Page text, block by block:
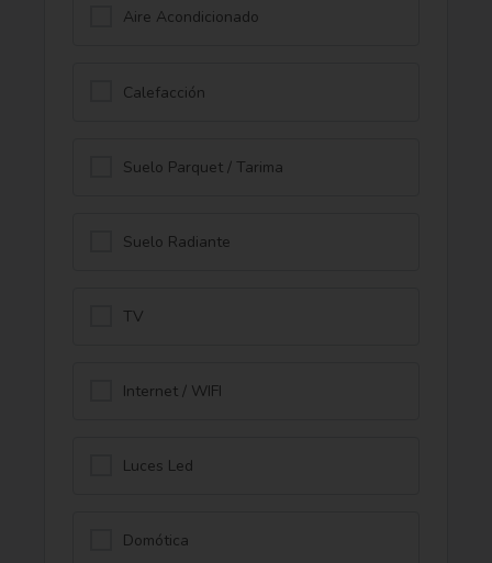
Aire Acondicionado
Calefacción
Suelo Parquet / Tarima
Suelo Radiante
TV
Internet / WIFI
Luces Led
Domótica